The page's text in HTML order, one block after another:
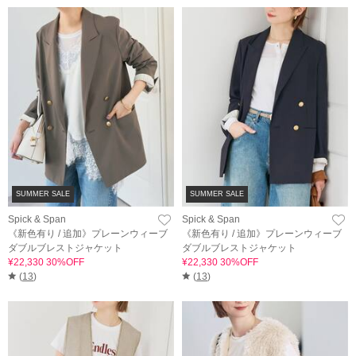
SUMMER SALE
Spick & Span
《新色有り / 追加》プレーンウィーブ
ダブルブレストジャケット
¥22,330 30%OFF
(13)
SUMMER SALE
Spick & Span
《新色有り / 追加》プレーンウィーブ
ダブルブレストジャケット
¥22,330 30%OFF
(13)